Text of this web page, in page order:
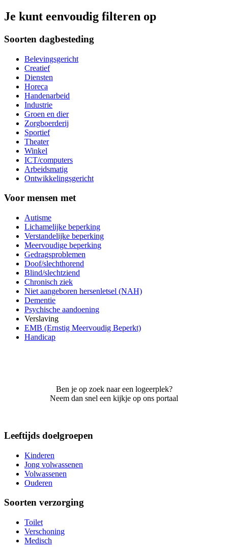
Je kunt eenvoudig filteren op
Soorten dagbesteding
Belevingsgericht
Creatief
Diensten
Horeca
Handenarbeid
Industrie
Groen en dier
Zorgboerderij
Sportief
Theater
Winkel
ICT/computers
Arbeidsmatig
Ontwikkelingsgericht
Voor mensen met
Autisme
Lichamelijke beperking
Verstandelijke beperking
Meervoudige beperking
Gedragsproblemen
Doof/slechthorend
Blind/slechtziend
Chronisch ziek
Niet aangeboren hersenletsel (NAH)
Dementie
Psychische aandoening
Verslaving
EMB (Ernstig Meervoudig Beperkt)
Handicap
Ben je op zoek naar een logeerplek?
Neem dan snel een kijkje op ons portaal
Leeftijds doelgroepen
Kinderen
Jong volwassenen
Volwassenen
Ouderen
Soorten verzorging
Toilet
Verschoning
Medisch